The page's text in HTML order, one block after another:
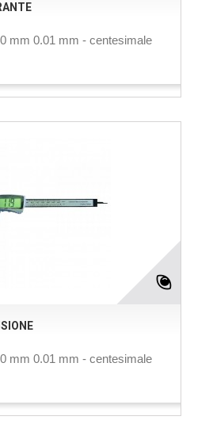
mm 0.01 mm - centesimale
mm 0.01 mm - centesimale